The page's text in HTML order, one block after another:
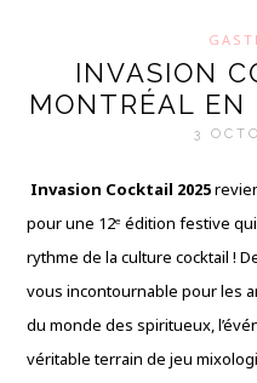
INVASION
MONTRÉAL EN
3
Invasion Cocktail 2025
pour une 12ᵉ édition festive
rythme de la culture cocktail !
vous incontournable pour les
du monde des spiritueux,
véritable terrain de jeu